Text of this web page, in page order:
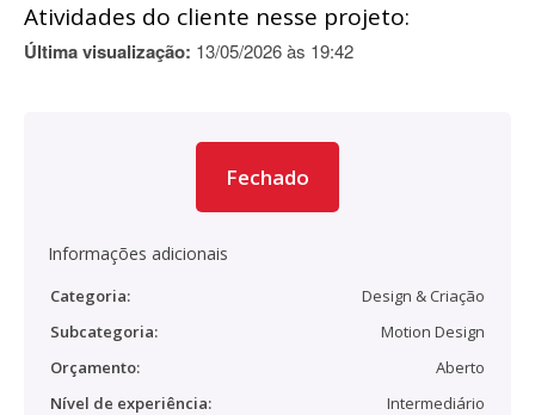
Atividades do cliente nesse projeto:
Última visualização: 13/05/2026 às 19:42
Fechado
Informações adicionais
Categoria:
Design & Criação
Subcategoria:
Motion Design
Orçamento:
Aberto
Nível de experiência:
Intermediário